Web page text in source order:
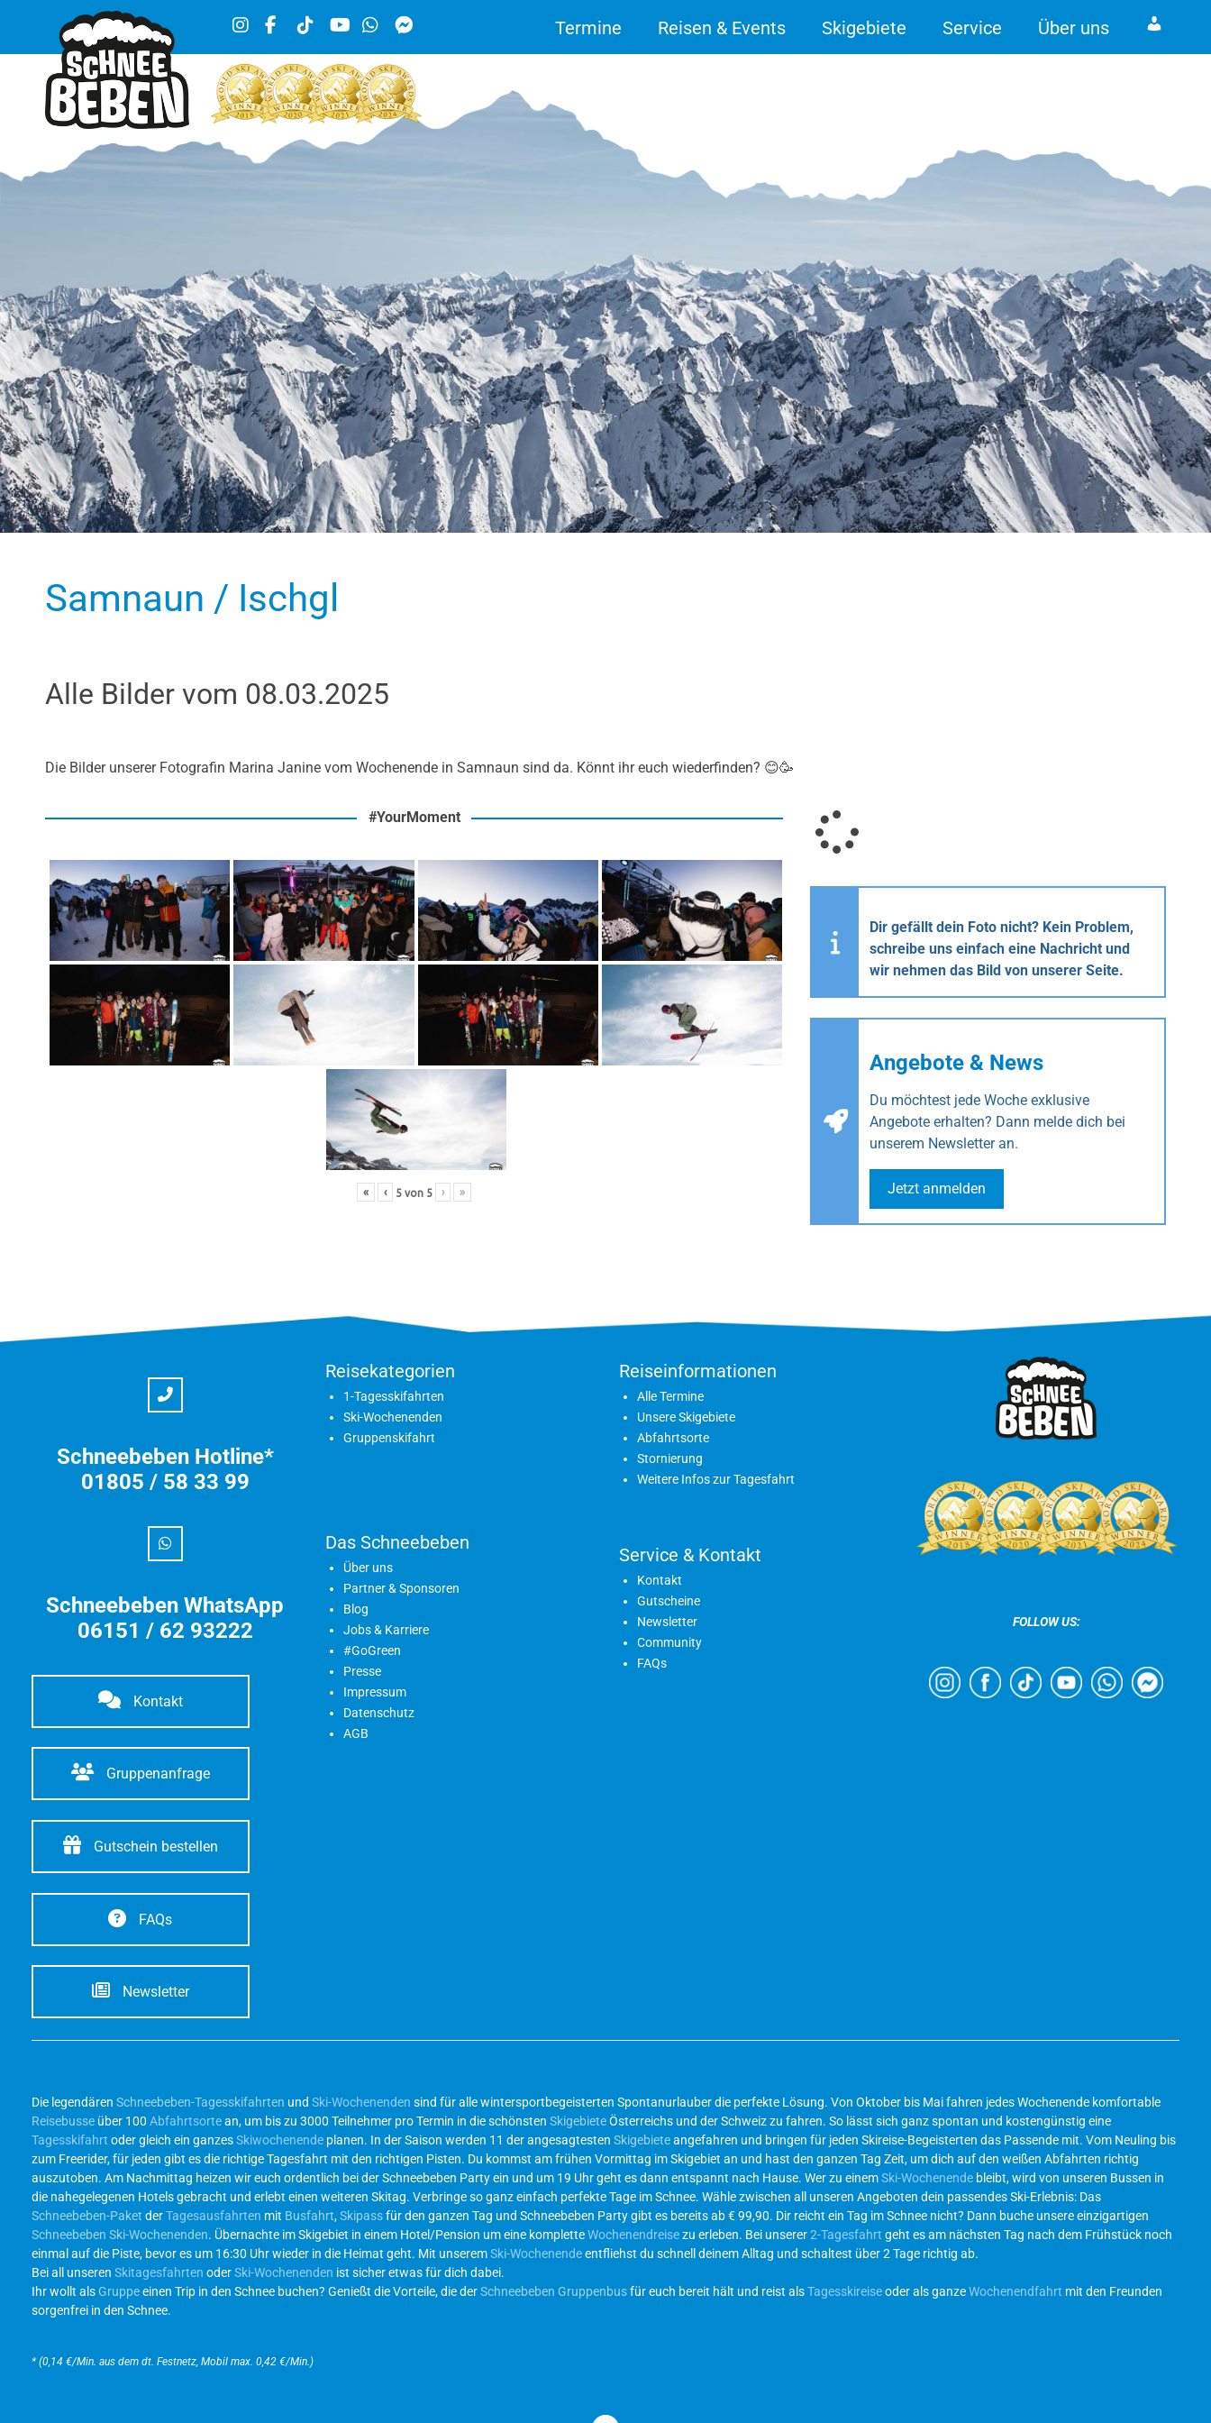
Termine Reisen & Events Skigebiete Service Über uns
Samnaun / Ischgl
Alle Bilder vom 08.03.2025
Die Bilder unserer Fotografin Marina Janine vom Wochenende in Samnaun sind da. Könnt ihr euch wiederfinden? 😊🥳
#YourMoment
« ‹ 5 von 5 › »
Dir gefällt dein Foto nicht? Kein Problem,
schreibe uns einfach eine Nachricht und
wir nehmen das Bild von unserer Seite.
Angebote & News
Du möchtest jede Woche exklusive
Angebote erhalten? Dann melde dich bei
unserem Newsletter an.
Jetzt anmelden
Schneebeben Hotline*
01805 / 58 33 99
Schneebeben WhatsApp
06151 / 62 93222
Kontakt
Gruppenanfrage
Gutschein bestellen
FAQs
Newsletter
Reisekategorien
1-Tagesskifahrten
Ski-Wochenenden
Gruppenskifahrt
Das Schneebeben
Über uns
Partner & Sponsoren
Blog
Jobs & Karriere
#GoGreen
Presse
Impressum
Datenschutz
AGB
Reiseinformationen
Alle Termine
Unsere Skigebiete
Abfahrtsorte
Stornierung
Weitere Infos zur Tagesfahrt
Service & Kontakt
Kontakt
Gutscheine
Newsletter
Community
FAQs
FOLLOW US:
Die legendären Schneebeben-Tagesskifahrten und Ski-Wochenenden sind für alle wintersportbegeisterten Spontanurlauber die perfekte Lösung. Von Oktober bis Mai fahren jedes Wochenende komfortable
Reisebusse über 100 Abfahrtsortean, um bis zu 3000 Teilnehmer pro Termin in die schönsten SkigebieteÖsterreichs und der Schweiz zu fahren. So lässt sich ganz spontan und kostengünstig eine
Tagesskifahrt oder gleich ein ganzesSkiwochenende planen. In der Saison werden 11 der angesagtesten Skigebieteangefahren und bringen für jeden Skireise-Begeisterten das Passende mit. Vom Neuling bis
zum Freerider, für jeden gibt es die richtige Tagesfahrt mit den richtigen Pisten. Du kommst am frühen Vormittag im Skigebiet an und hast den ganzen Tag Zeit, um dich auf den weißen Abfahrten richtig
auszutoben. Am Nachmittag heizen wir euch ordentlich bei der Schneebeben Party ein und um 19 Uhr geht es dann entspannt nach Hause. Wer zu einemSki-Wochenende bleibt, wird von unseren Bussen in
die nahegelegenen Hotels gebracht und erlebt einen weiteren Skitag. Verbringe so ganz einfach perfekte Tage im Schnee. Wähle zwischen all unseren Angeboten dein passendes Ski-Erlebnis: Das
Schneebeben-Paket derTagesausfahrten mit Busfahrt,Skipassfür den ganzen Tag und Schneebeben Party gibt es bereits ab € 99,90. Dir reicht ein Tag im Schnee nicht? Dann buche unsere einzigartigen
Schneebeben Ski-Wochenenden. Übernachte im Skigebiet in einem Hotel/Pension um eine kompletteWochenendreisezu erleben. Bei unserer2-Tagesfahrt geht es am nächsten Tag nach dem Frühstück noch
einmal auf die Piste, bevor es um 16:30 Uhr wieder in die Heimat geht. Mit unseremSki-Wochenendeentfliehst du schnell deinem Alltag und schaltest über 2 Tage richtig ab.
Bei all unseren Skitagesfahrten oderSki-Wochenenden ist sicher etwas für dich dabei.
Ihr wollt alsGruppeeinen Trip in den Schnee buchen? Genießt die Vorteile, die derSchneebeben Gruppenbusfür euch bereit hält und reist alsTagesskireiseoder als ganzeWochenendfahrt mit den Freunden
sorgenfrei in den Schnee.
* (0,14 €/Min. aus dem dt. Festnetz, Mobil max. 0,42 €/Min.)